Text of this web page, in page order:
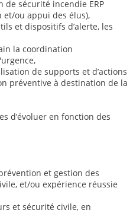
de sécurité incendie ERP
ou appui des élus),
et dispositifs d’alerte, les
la coordination
de supports et d’actions
préventive à destination de la
d’évoluer en fonction des
et gestion des
et/ou expérience réussie
et sécurité civile, en